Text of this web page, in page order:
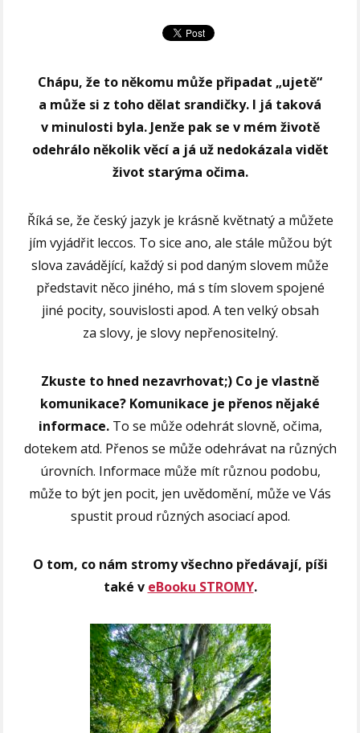
Chápu, že to někomu může připadat „ujetě“
a může si z toho dělat srandičky. I já taková
v minulosti byla. Jenže pak se v mém životě
odehrálo několik věcí a já už nedokázala vidět
život starýma očima.
Říká se, že český jazyk je krásně květnatý a můžete
jím vyjádřit leccos. To sice ano, ale stále můžou být
slova zavádějící, každý si pod daným slovem může
představit něco jiného, má s tím slovem spojené
jiné pocity, souvislosti apod. A ten velký obsah
za slovy, je slovy nepřenositelný.
Zkuste to hned nezavrhovat;) Co je vlastně
komunikace? Komunikace je přenos nějaké
informace.To se může odehrát slovně, očima,
dotekem atd. Přenos se může odehrávat na různých
úrovních. Informace může mít různou podobu,
může to být jen pocit, jen uvědomění, může ve Vás
spustit proud různých asociací apod.
O tom, co nám stromy všechno předávají, píši
také v eBooku STROMY.